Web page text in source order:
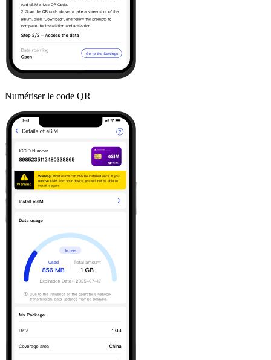
Numériser le code QR